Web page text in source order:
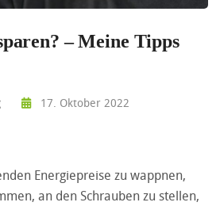
– Meine Tipps
17. Oktober 2022
Energiepreise zu wappnen,
an den Schrauben zu stellen,